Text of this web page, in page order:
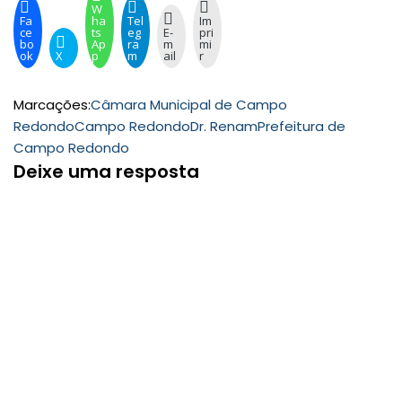
Fa
ce
bo
ok X
W
ha
ts
Ap
p
Tel
eg
ra
m
E-
m
ail
Im
pri
mi
r
Marcações:Câmara Municipal de Campo
RedondoCampo RedondoDr. RenamPrefeitura de
Campo Redondo
Deixe uma resposta